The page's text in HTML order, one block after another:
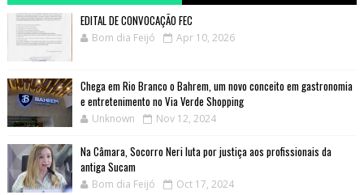
EDITAL DE CONVOCAÇÃO FEC
Bom dia Feijó Apr 10, 2026
Chega em Rio Branco o Bahrem, um novo conceito em gastronomia
e entretenimento no Via Verde Shopping
Unknown Nov 12, 2024
Na Câmara, Socorro Neri luta por justiça aos profissionais da
antiga Sucam
Bom dia Feijó Oct 17, 2024